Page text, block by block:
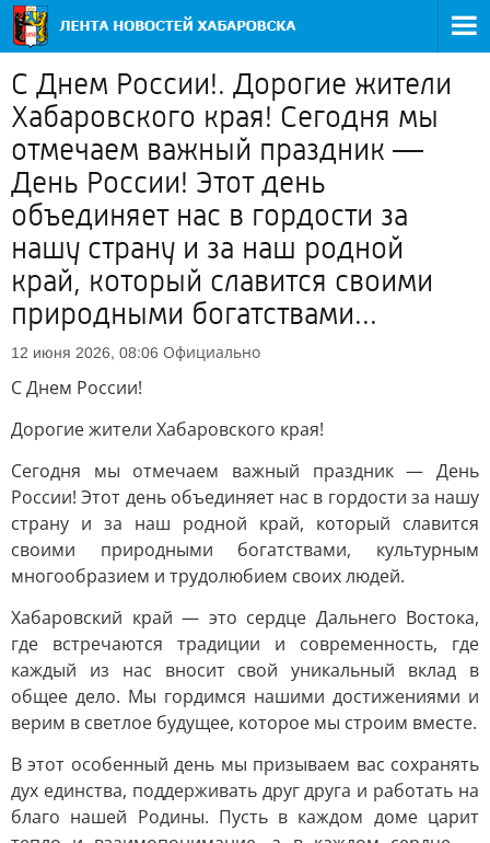
С Днем России!. Дорогие жители
Хабаровского края! Сегодня мы
отмечаем важный праздник —
День России! Этот день
объединяет нас в гордости за
нашу страну и за наш родной
край, который славится своими
природными богатствами...
12 июня 2026, 08:06 Официально
С Днем России!
Дорогие жители Хабаровского края!
Сегодня мы отмечаем важный праздник — День
России! Этот день объединяет нас в гордости за нашу
страну и за наш родной край, который славится
своими природными богатствами, культурным
многообразием и трудолюбием своих людей.
Хабаровский край — это сердце Дальнего Востока,
где встречаются традиции и современность, где
каждый из нас вносит свой уникальный вклад в
общее дело. Мы гордимся нашими достижениями и
верим в светлое будущее, которое мы строим вместе.
В этот особенный день мы призываем вас сохранять
дух единства, поддерживать друг друга и работать на
благо нашей Родины. Пусть в каждом доме царит